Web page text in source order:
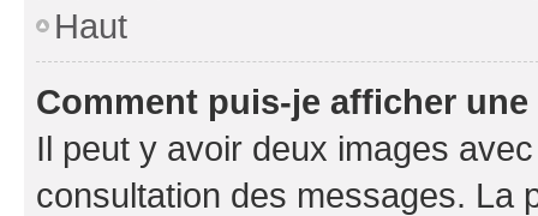
Haut
Comment puis-je afficher
Il peut y avoir deux images
consultation des messages. La